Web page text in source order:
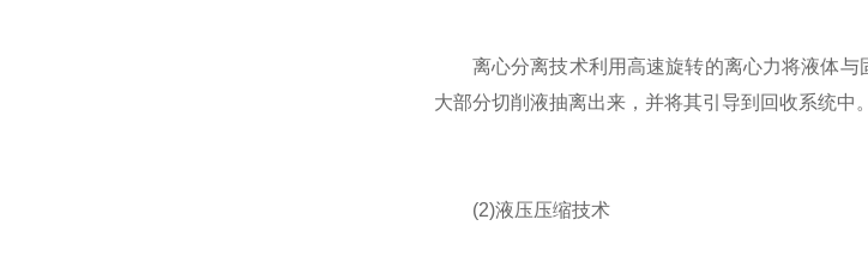
离心分离技术利用高速旋转的离心力将液体与
大部分切削液抽离出来，并将其引导到回收系统中。
(2)液压压缩技术